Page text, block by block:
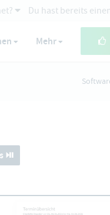
Du hast bereits
Mehr
⏯️